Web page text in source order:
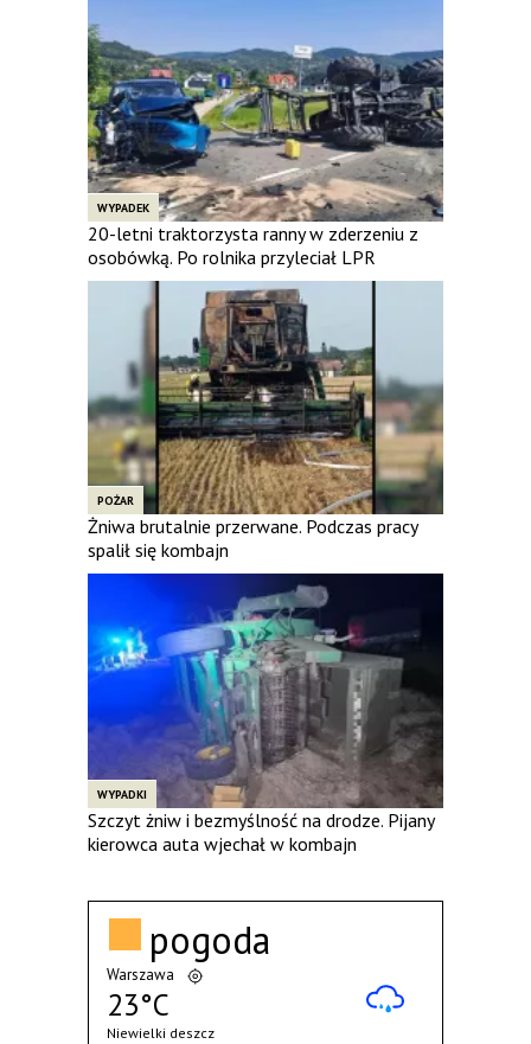
WYPADEK
20-letni traktorzysta ranny w zderzeniu z
osobówką. Po rolnika przyleciał LPR
POŻAR
Żniwa brutalnie przerwane. Podczas pracy
spalił się kombajn
WYPADKI
Szczyt żniw i bezmyślność na drodze. Pijany
kierowca auta wjechał w kombajn
pogoda
Warszawa
23°C
Niewielki deszcz